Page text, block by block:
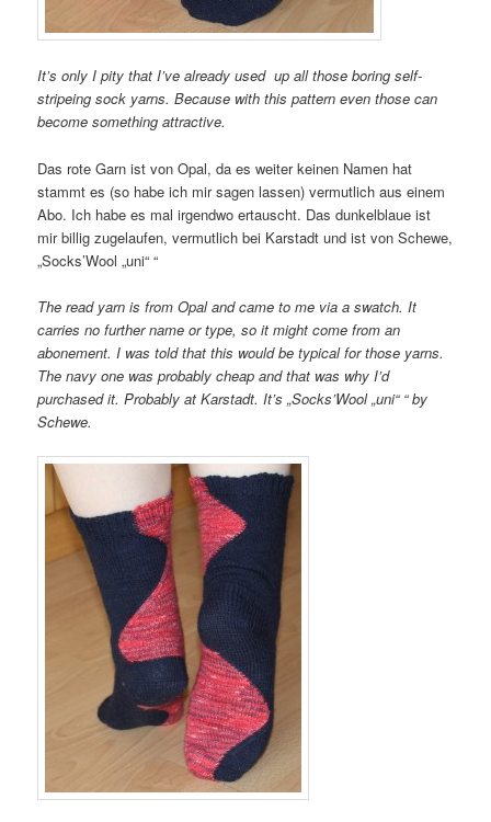
It’s only I pity that I’ve already used up all those boring self-
stripeing sock yarns. Because with this pattern even those can
become something attractive.
Das rote Garn ist von Opal, da es weiter keinen Namen hat
stammt es (so habe ich mir sagen lassen) vermutlich aus einem
Abo. Ich habe es mal irgendwo ertauscht. Das dunkelblaue ist
mir billig zugelaufen, vermutlich bei Karstadt und ist von Schewe,
„Socks’Wool „uni“ “
The read yarn is from Opal and came to me via a swatch. It
carries no further name or type, so it might come from an
abonement. I was told that this would be typical for those yarns.
The navy one was probably cheap and that was why I’d
purchased it. Probably at Karstadt. It’s „Socks’Wool „uni“ “ by
Schewe.